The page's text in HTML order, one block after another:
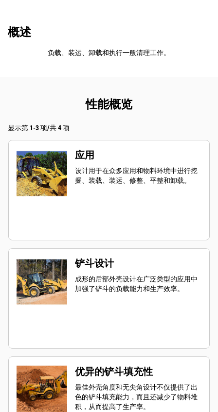
概述
负载、装运、卸载和执行一般清理工作。
性能概览
显示第 1-3 项/共 4 项
应用
设计用于在众多应用和物料环境中进行挖
掘、装载、装运、修整、平整和卸载。
铲斗设计
成形的后部外壳设计在广泛类型的应用中
加强了铲斗的负载能力和生产效率。
优异的铲斗填充性
最佳外壳角度和无尖角设计不仅提供了出
色的铲斗填充能力，而且还减少了物料堆
积，从而提高了生产率。